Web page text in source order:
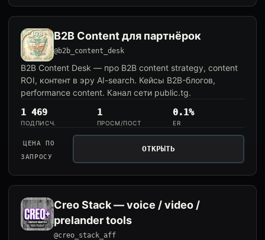
B2B Content для партнёрок
@b2b_content_desk
B2B Content Desk — про B2B content strategy, content
ROI, контент в эру AI-search. Кейсы B2B-блогов,
performance content. Канал сети public.tg.
1 469
ПОДПИСЧ.
1
ПРОСМ/ПОСТ
0.1%
ER
ЦЕНА ПО
ЗАПРОСУ
ОТКРЫТЬ
Creo Stack — voice / video /
prelander tools
@creo_stack_aff